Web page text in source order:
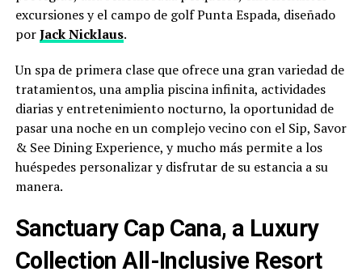
excursiones y el campo de golf Punta Espada, diseñado
porJack Nicklaus.
Un spa de primera clase que ofrece una gran variedad de
tratamientos, una amplia piscina infinita, actividades
diarias y entretenimiento nocturno, la oportunidad de
pasar una noche en un complejo vecino con el Sip, Savor
& See Dining Experience, y mucho más permite a los
huéspedes personalizar y disfrutar de su estancia a su
manera.
Sanctuary Cap Cana, a Luxury
Collection All-Inclusive Resort